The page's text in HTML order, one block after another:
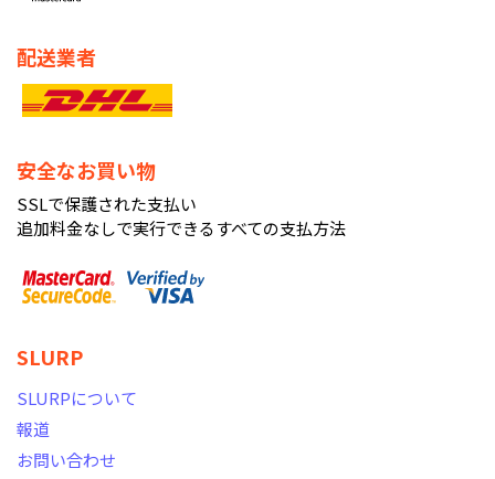
配送業者
安全なお買い物
SSLで保護された支払い
追加料金なしで実行できるすべての支払方法
SLURP
SLURPについて
報道
お問い合わせ